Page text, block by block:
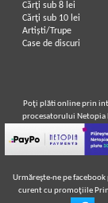
Cărţi sub 8 lei
Cărţi sub 10 lei
Artiști/Trupe
Case de discuri
Poţi plăti online prin
procesatorului Netopia
Urmăreşte-ne pe
curent cu promoţiile